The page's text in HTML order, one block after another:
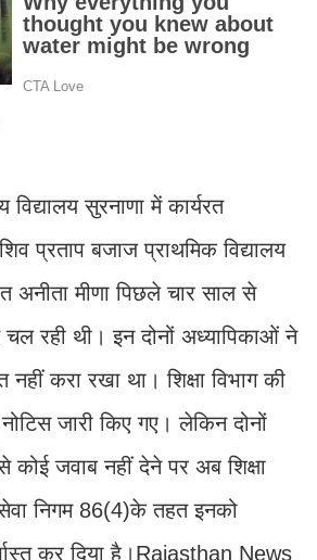
विद्यालय सुरनाणा में कार्यरत
प्रताप बजाज प्राथमिक विद्यालय
अनीता मीणा पिछले चार साल से
रही थी। इन दोनों अध्यापिकाओं ने
करा रखा था। शिक्षा विभाग की
जारी किए गए। लेकिन दोनों
कोई जवाब नहीं देने पर अब शिक्षा
निगम 86(4)के तहत इनको
कर दिया है।Rajasthan News